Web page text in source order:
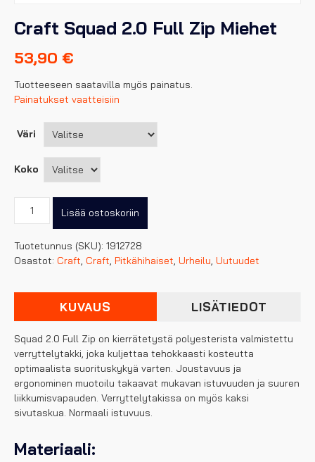
Craft Squad 2.0 Full Zip Miehet
53,90 €
Tuotteeseen saatavilla myös painatus.
Painatukset vaatteisiin
Väri
Koko
Squad
Full
Zip
määrä
Lisää ostoskoriin
Tuotetunnus (SKU): 1912728
Osastot: Craft, Craft, Pitkähihaiset, Urheilu, Uutuudet
KUVAUS LISÄTIEDOT
Squad 2.0 Full Zip on kierrätetystä polyesterista valmistettu
verryttelytakki, joka kuljettaa tehokkaasti kosteutta
optimaalista suorituskykyä varten. Joustavuus ja
ergonominen muotoilu takaavat mukavan istuvuuden ja suuren
liikkumisvapauden. Verryttelytakissa on myös kaksi
sivutaskua. Normaali istuvuus.
Materiaali: